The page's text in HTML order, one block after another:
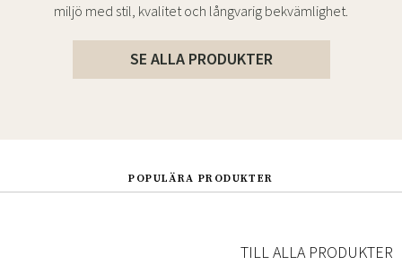
miljö med stil, kvalitet och långvarig bekvämlighet.
SE ALLA PRODUKTER
POPULÄRA PRODUKTER
TILL ALLA PRODUKTER